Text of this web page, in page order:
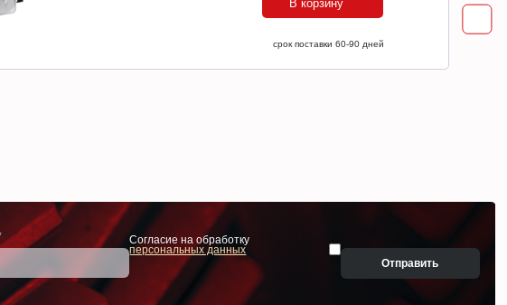
срок поставки 60-90 дней
В корзину
Согласие на обработку
персональных данных
Отправить